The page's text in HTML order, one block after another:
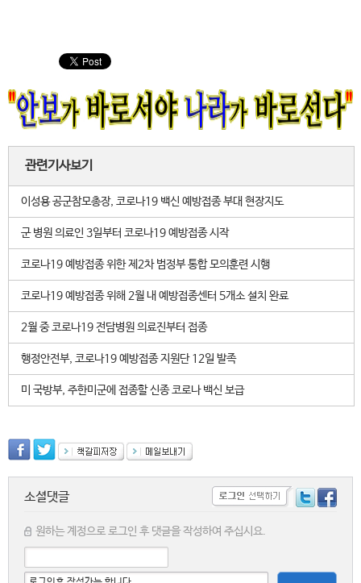
관련기사보기
이성용 공군참모총장, 코로나19 백신 예방접종 부대 현장지도
군 병원 의료인 3일부터 코로나19 예방접종 시작
코로나19 예방접종 위한 제2차 범정부 통합 모의훈련 시행
코로나19 예방접종 위해 2월 내 예방접종센터 5개소 설치 완료
2월 중 코로나19 전담병원 의료진부터 접종
행정안전부, 코로나19 예방접종 지원단 12일 발족
미 국방부, 주한미군에 접종할 신종 코로나 백신 보급
소셜댓글
원하는 계정으로 로그인 후 댓글을 작성하여 주십시요.